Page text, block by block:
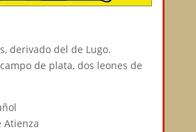
derivado del de Lugo.
de plata, dos leones de
Atienza